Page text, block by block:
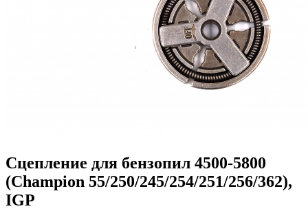
Сцепление для бензопил 4500-5800
(Champion 55/250/245/254/251/256/362),
IGP